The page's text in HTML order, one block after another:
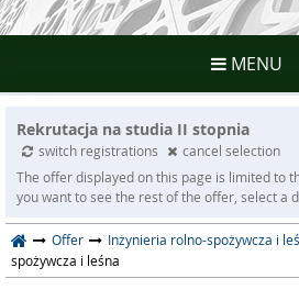
MENU
Rekrutacja na studia II stopnia
switch registrations
cancel selection
The offer displayed on this page is limited to
you want to see the rest of the offer, select a
Offer Inżynieria rolno-spożywcza i
spożywcza i leśna